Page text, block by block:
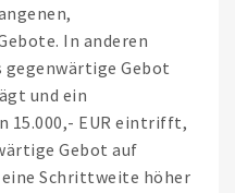
In anderen
gegenwärtige Gebot
und ein
15.000,- EUR eintrifft,
Gebot auf
eine Schrittweite höher